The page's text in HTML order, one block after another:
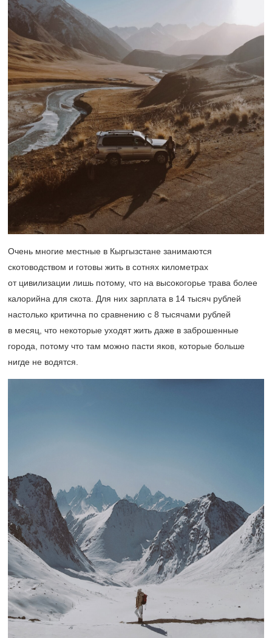
Очень многие местные в Кыргызстане занимаются
скотоводством и готовы жить в сотнях километрах
от цивилизации лишь потому, что на высокогорье трава более
калорийна для скота. Для них зарплата в 14 тысяч рублей
настолько критична по сравнению с 8 тысячами рублей
в месяц, что некоторые уходят жить даже в заброшенные
города, потому что там можно пасти яков, которые больше
нигде не водятся.